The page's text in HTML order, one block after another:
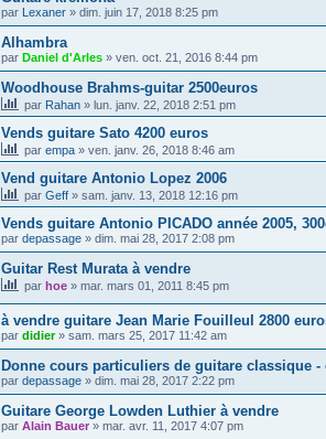
par Lexaner » dim. juin 17, 2018 8:25 pm
Alhambra
par Daniel d'Arles » ven. oct. 21, 2016 8:44 pm
Woodhouse Brahms-guitar 2500euros
par Rahan » lun. janv. 22, 2018 2:51 pm
Vends guitare Sato 4200 euros
par empa » ven. janv. 26, 2018 8:46 am
Vend guitare Antonio Lopez 2006
par Geff » sam. janv. 13, 2018 12:16 pm
Vends guitare Antonio PICADO année 2005,
par depassage » dim. mai 28, 2017 2:08 pm
Guitar Rest Murata à vendre
par hoe » mar. mars 01, 2011 8:45 pm
à vendre guitare Jean Marie Fouilleul 2800
par didier» sam. mars 25, 2017 11:42 am
Donne cours particuliers de guitare classique -
par depassage » dim. mai 28, 2017 2:22 pm
Guitare George Lowden Luthier à vendre
par Alain Bauer » mar. avr. 11, 2017 4:07 pm